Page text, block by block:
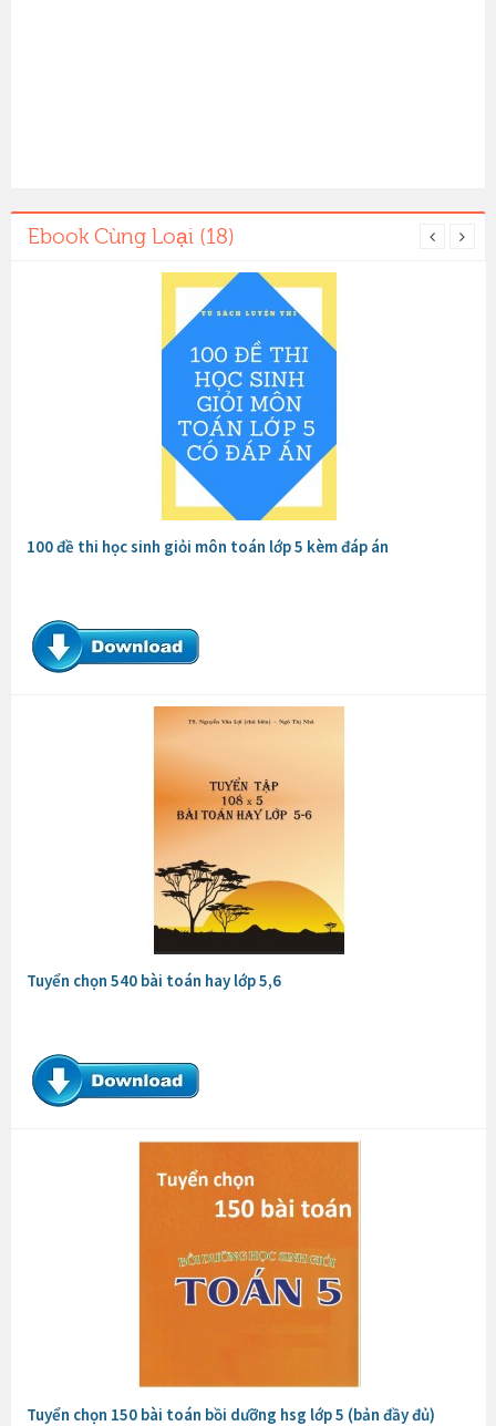
Ebook Cùng Loại (18)
100 đề thi học sinh giỏi môn toán lớp 5 kèm đáp án
Tuyển chọn 540 bài toán hay lớp 5,6
Tuyển chọn 150 bài toán bồi dưỡng hsg lớp 5 (bản đầy đủ)